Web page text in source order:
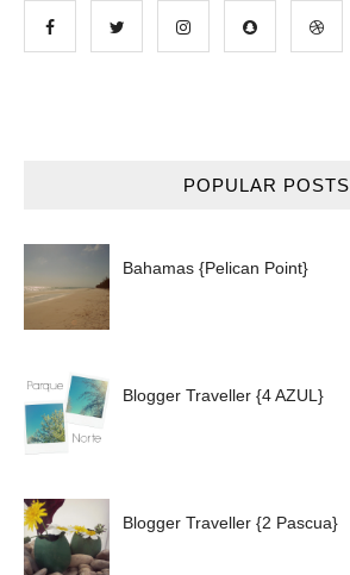
POPULAR POSTS
Bahamas {Pelican Point}
Blogger Traveller {4 AZUL}
Blogger Traveller {2 Pascua}